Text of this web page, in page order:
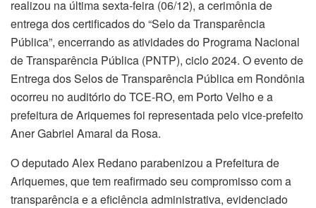
realizou na última sexta-feira (06/12), a cerimônia de
entrega dos certificados do “Selo da Transparência
Pública”, encerrando as atividades do Programa Nacional
de Transparência Pública (PNTP), ciclo 2024. O evento de
Entrega dos Selos de Transparência Pública em Rondônia
ocorreu no auditório do TCE-RO, em Porto Velho e a
prefeitura de Ariquemes foi representada pelo vice-prefeito
Aner Gabriel Amaral da Rosa.
O deputado Alex Redano parabenizou a Prefeitura de
Ariquemes, que tem reafirmado seu compromisso com a
transparência e a eficiência administrativa, evidenciado